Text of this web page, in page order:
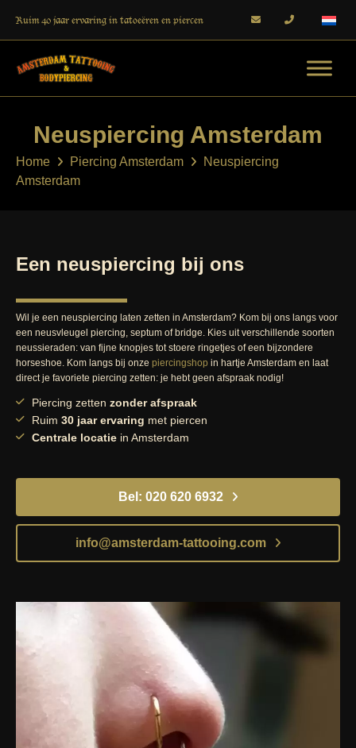
Ruim 40 jaar ervaring in tatoeëren en piercen
Neuspiercing Amsterdam
Home Piercing Amsterdam
Neuspiercing
Amsterdam
Een neuspiercing bij ons
Wil je een neuspiercing laten zetten in Amsterdam? Kom bij ons langs voor
een neusvleugel piercing, septum of bridge. Kies uit verschillende soorten
neussieraden: van fijne knopjes tot stoere ringetjes of een bijzondere
horseshoe. Kom langs bij onze piercingshop in hartje Amsterdam en laat
direct je favoriete piercing zetten: je hebt geen afspraak nodig!
Piercing zetten zonder afspraak
Ruim 30 jaar ervaring met piercen
Centrale locatie in Amsterdam
Bel: 020 620 6932
info@amsterdam-tattooing.com